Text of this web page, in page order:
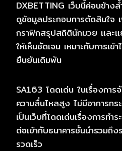
DXBETTING เว็บนี้ค่อนข้าง
ดูข้อมูลประกอบการตัดสินใจ เ
กราฟิกสรุปสถิตินักมวย และแ
ให้เห็นชัดเจน เหมาะกับการเ
ยืนยันเดิมพัน
SA163 โดดเด่น ในเรื่องกา
ความลื่นไหลสูง ไม่มีอาการก
เป็นเว็บที่โดดเด่นเรื่องการทำ
ต่อเข้ากับธนาคารชั้นนำรวมถึ
รวดเร็ว